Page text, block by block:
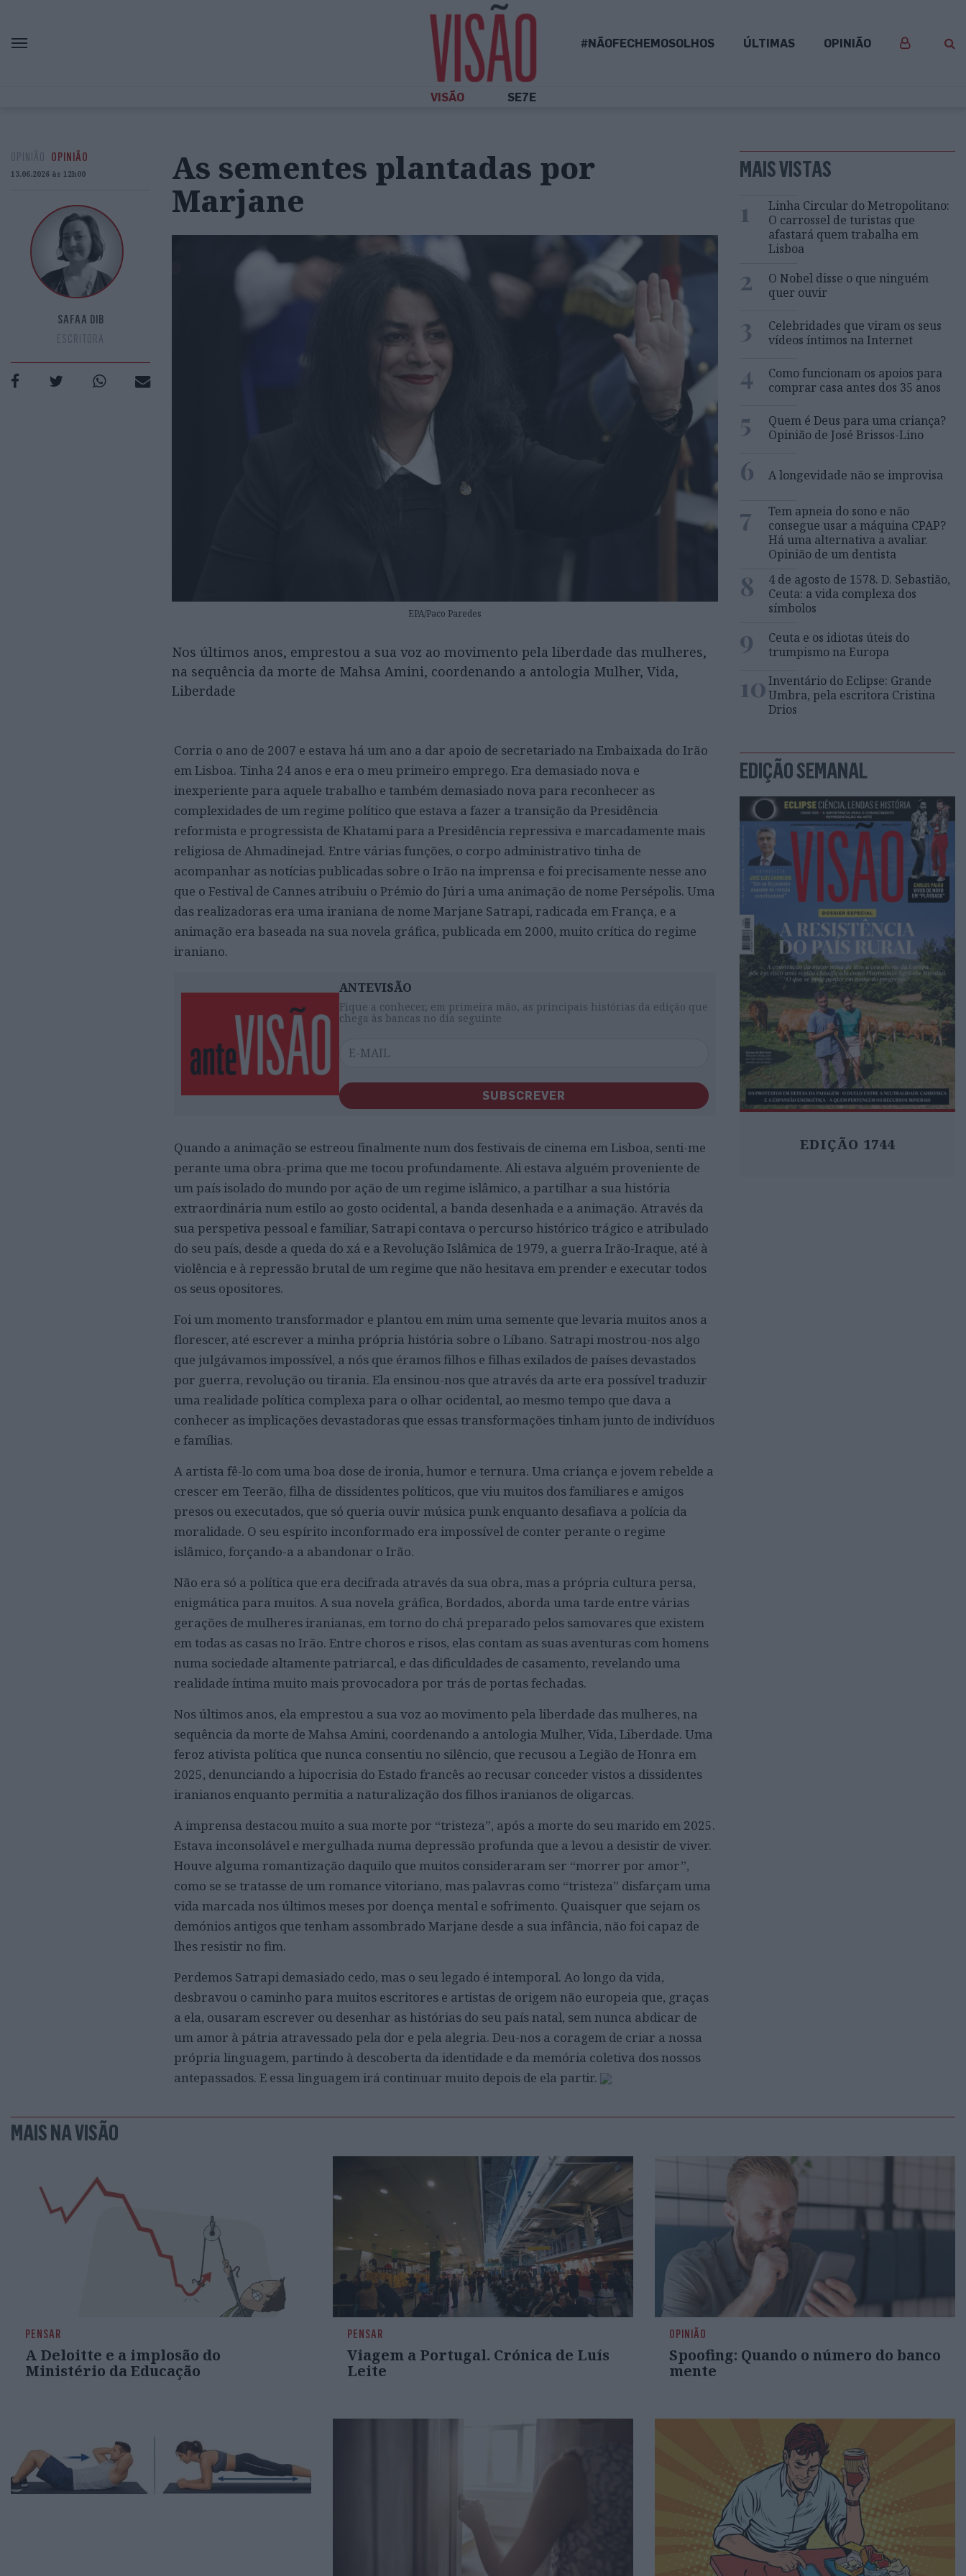
#NÃOFECHEMOSOLHOS ÚLTIMAS OPINIÃO
VISÃO SE7E
OPINIÃO OPINIÃO
13.06.2026 às 12h00
SAFAA DIB
ESCRITORA
As sementes plantadas por
Marjane
EPA/Paco Paredes
Nos últimos anos, emprestou a sua voz ao movimento pela liberdade das mulheres,
na sequência da morte de Mahsa Amini, coordenando a antologia Mulher, Vida,
Liberdade
Corria o ano de 2007 e estava há um ano a dar apoio de secretariado na Embaixada do Irão
em Lisboa. Tinha 24 anos e era o meu primeiro emprego. Era demasiado nova e
inexperiente para aquele trabalho e também demasiado nova para reconhecer as
complexidades de um regime político que estava a fazer a transição da Presidência
reformista e progressista de Khatami para a Presidência repressiva e marcadamente mais
religiosa de Ahmadinejad. Entre várias funções, o corpo administrativo tinha de
acompanhar as notícias publicadas sobre o Irão na imprensa e foi precisamente nesse ano
que o Festival de Cannes atribuiu o Prémio do Júri a uma animação de nome Persépolis. Uma
das realizadoras era uma iraniana de nome Marjane Satrapi, radicada em França, e a
animação era baseada na sua novela gráfica, publicada em 2000, muito crítica do regime
iraniano.
ANTEVISÃO
Fique a conhecer, em primeira mão, as principais histórias da edição que
chega às bancas no dia seguinte
SUBSCREVER
Quando a animação se estreou finalmente num dos festivais de cinema em Lisboa, senti-me
perante uma obra-prima que me tocou profundamente. Ali estava alguém proveniente de
um país isolado do mundo por ação de um regime islâmico, a partilhar a sua história
extraordinária num estilo ao gosto ocidental, a banda desenhada e a animação. Através da
sua perspetiva pessoal e familiar, Satrapi contava o percurso histórico trágico e atribulado
do seu país, desde a queda do xá e a Revolução Islâmica de 1979, a guerra Irão-Iraque, até à
violência e à repressão brutal de um regime que não hesitava em prender e executar todos
os seus opositores.
Foi um momento transformador e plantou em mim uma semente que levaria muitos anos a
florescer, até escrever a minha própria história sobre o Líbano. Satrapi mostrou-nos algo
que julgávamos impossível, a nós que éramos filhos e filhas exilados de países devastados
por guerra, revolução ou tirania. Ela ensinou-nos que através da arte era possível traduzir
uma realidade política complexa para o olhar ocidental, ao mesmo tempo que dava a
conhecer as implicações devastadoras que essas transformações tinham junto de indivíduos
e famílias.
A artista fê-lo com uma boa dose de ironia, humor e ternura. Uma criança e jovem rebelde a
crescer em Teerão, filha de dissidentes políticos, que viu muitos dos familiares e amigos
presos ou executados, que só queria ouvir música punk enquanto desafiava a polícia da
moralidade. O seu espírito inconformado era impossível de conter perante o regime
islâmico, forçando-a a abandonar o Irão.
Não era só a política que era decifrada através da sua obra, mas a própria cultura persa,
enigmática para muitos. A sua novela gráfica, Bordados, aborda uma tarde entre várias
gerações de mulheres iranianas, em torno do chá preparado pelos samovares que existem
em todas as casas no Irão. Entre choros e risos, elas contam as suas aventuras com homens
numa sociedade altamente patriarcal, e das dificuldades de casamento, revelando uma
realidade íntima muito mais provocadora por trás de portas fechadas.
Nos últimos anos, ela emprestou a sua voz ao movimento pela liberdade das mulheres, na
sequência da morte de Mahsa Amini, coordenando a antologia Mulher, Vida, Liberdade. Uma
feroz ativista política que nunca consentiu no silêncio, que recusou a Legião de Honra em
2025, denunciando a hipocrisia do Estado francês ao recusar conceder vistos a dissidentes
iranianos enquanto permitia a naturalização dos filhos iranianos de oligarcas.
A imprensa destacou muito a sua morte por “tristeza”, após a morte do seu marido em 2025.
Estava inconsolável e mergulhada numa depressão profunda que a levou a desistir de viver.
Houve alguma romantização daquilo que muitos consideraram ser “morrer por amor”,
como se se tratasse de um romance vitoriano, mas palavras como “tristeza” disfarçam uma
vida marcada nos últimos meses por doença mental e sofrimento. Quaisquer que sejam os
demónios antigos que tenham assombrado Marjane desde a sua infância, não foi capaz de
lhes resistir no fim.
Perdemos Satrapi demasiado cedo, mas o seu legado é intemporal. Ao longo da vida,
desbravou o caminho para muitos escritores e artistas de origem não europeia que, graças
a ela, ousaram escrever ou desenhar as histórias do seu país natal, sem nunca abdicar de
um amor à pátria atravessado pela dor e pela alegria. Deu-nos a coragem de criar a nossa
própria linguagem, partindo à descoberta da identidade e da memória coletiva dos nossos
antepassados. E essa linguagem irá continuar muito depois de ela partir.
MAIS VISTAS
1
Linha Circular do Metropolitano:
O carrossel de turistas que
afastará quem trabalha em
Lisboa
2
O Nobel disse o que ninguém
quer ouvir
3
Celebridades que viram os seus
vídeos íntimos na Internet
4
Como funcionam os apoios para
comprar casa antes dos 35 anos
5
Quem é Deus para uma criança?
Opinião de José Brissos-Lino
6 A longevidade não se improvisa
7
Tem apneia do sono e não
consegue usar a máquina CPAP?
Há uma alternativa a avaliar.
Opinião de um dentista
8
4 de agosto de 1578. D. Sebastião,
Ceuta: a vida complexa dos
símbolos
9
Ceuta e os idiotas úteis do
trumpismo na Europa
10Inventário do Eclipse: Grande
Umbra, pela escritora Cristina
Drios
EDIÇÃO SEMANAL
EDIÇÃO 1744
MAIS NA VISÃO
PENSAR
A Deloitte e a implosão do
Ministério da Educação
PENSAR
Viagem a Portugal. Crónica de Luís
Leite
OPINIÃO
Spoofing: Quando o número do banco
mente